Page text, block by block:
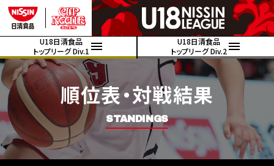
U18日清食品
トップリーグ Div.1
U18日清食品
トップリーグ Div.2
順位表・対戦結果
STANDINGS